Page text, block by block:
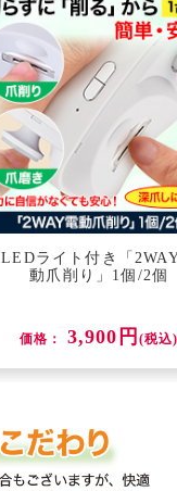
LEDライト付き「
動爪削り」1個/2個
価格： 3,900円 (税込